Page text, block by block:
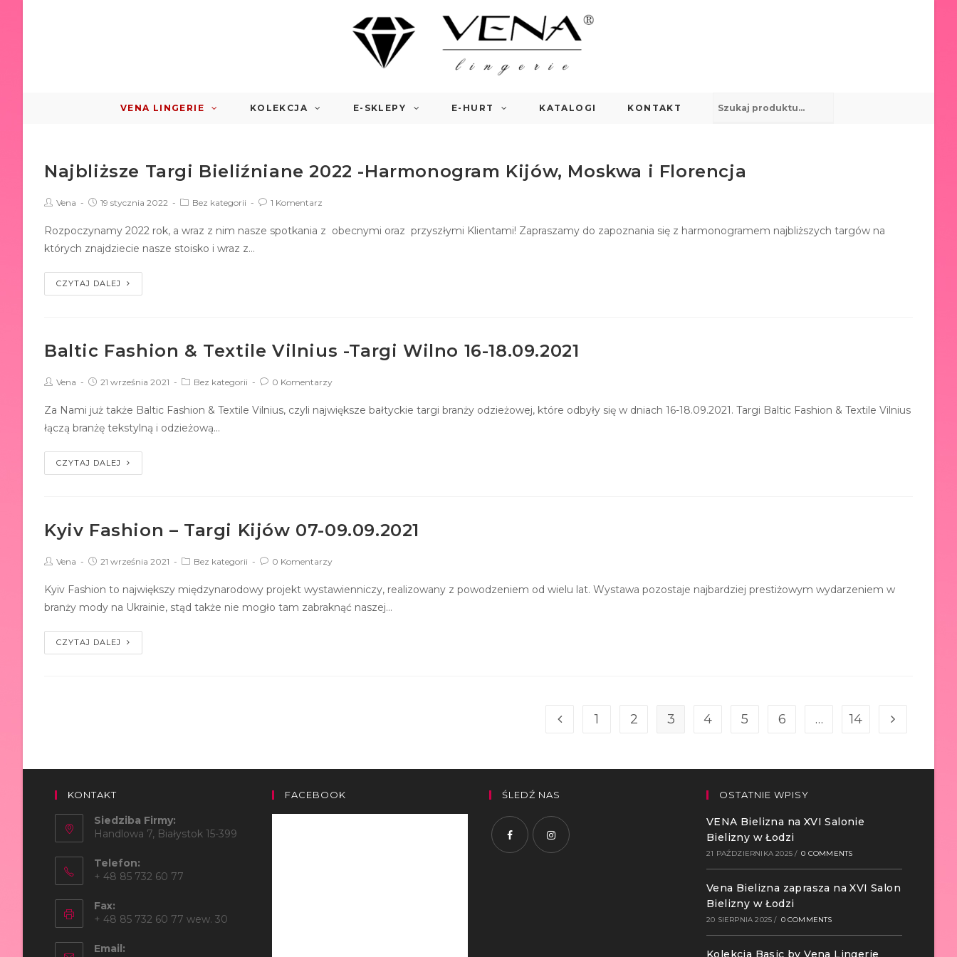
VENA LINGERIE KOLEKCJA E-SKLEPY E-HURT KATALOGI KONTAKT
Najbliższe Targi Bieliźniane 2022 -Harmonogram Kijów, Moskwa i Florencja
Vena 19 stycznia 2022 Bez kategorii 1 Komentarz
Rozpoczynamy 2022 rok, a wraz z nim nasze spotkania z obecnymi oraz przyszłymi Klientami! Zapraszamy do zapoznania się z harmonogramem najbliższych targów na
których znajdziecie nasze stoisko i wraz z…
CZYTAJ DALEJ
Baltic Fashion & Textile Vilnius -Targi Wilno 16-18.09.2021
Vena 21 września 2021 Bez kategorii 0 Komentarzy
Za Nami już także Baltic Fashion & Textile Vilnius, czyli największe bałtyckie targi branży odzieżowej, które odbyły się w dniach 16-18.09.2021. Targi Baltic Fashion & Textile Vilnius
łączą branżę tekstylną i odzieżową…
CZYTAJ DALEJ
Kyiv Fashion – Targi Kijów 07-09.09.2021
Vena 21 września 2021 Bez kategorii 0 Komentarzy
Kyiv Fashion to największy międzynarodowy projekt wystawienniczy, realizowany z powodzeniem od wielu lat. Wystawa pozostaje najbardziej prestiżowym wydarzeniem w
branży mody na Ukrainie, stąd także nie mogło tam zabraknąć naszej…
CZYTAJ DALEJ
1 2 3 4 5 6 … 14
KONTAKT
Siedziba Firmy:
Handlowa 7, Białystok 15-399
Telefon:
+ 48 85 732 60 77
Fax:
+ 48 85 732 60 77 wew. 30
Email:
FACEBOOK ŚLEDŹ NAS OSTATNIE WPISY
VENA Bielizna na XVI Salonie
Bielizny w Łodzi
21 PAŹDZIERNIKA 2025 / 0 COMMENTS
Vena Bielizna zaprasza na XVI Salon
Bielizny w Łodzi
20 SIERPNIA 2025 / 0 COMMENTS
Kolekcja Basic by Vena Lingerie